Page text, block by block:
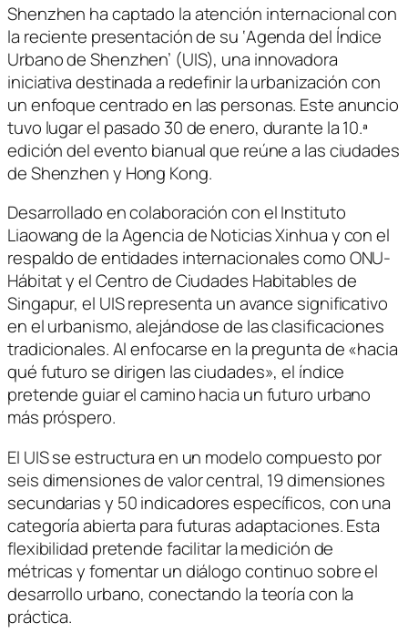
Shenzhen ha captado la atención internacional con
la reciente presentación de su ‘Agenda del Índice
Urbano de Shenzhen’ (UIS), una innovadora
iniciativa destinada a redefinir la urbanización con
un enfoque centrado en las personas. Este anuncio
tuvo lugar el pasado 30 de enero, durante la 10.ª
edición del evento bianual que reúne a las ciudades
de Shenzhen y Hong Kong.
Desarrollado en colaboración con el Instituto
Liaowang de la Agencia de Noticias Xinhua y con el
respaldo de entidades internacionales como ONU-
Hábitat y el Centro de Ciudades Habitables de
Singapur, el UIS representa un avance significativo
en el urbanismo, alejándose de las clasificaciones
tradicionales. Al enfocarse en la pregunta de «hacia
qué futuro se dirigen las ciudades», el índice
pretende guiar el camino hacia un futuro urbano
más próspero.
El UIS se estructura en un modelo compuesto por
seis dimensiones de valor central, 19 dimensiones
secundarias y 50 indicadores específicos, con una
categoría abierta para futuras adaptaciones. Esta
flexibilidad pretende facilitar la medición de
métricas y fomentar un diálogo continuo sobre el
desarrollo urbano, conectando la teoría con la
práctica.